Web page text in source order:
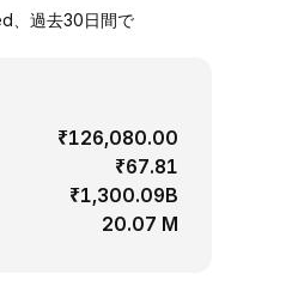
、過去30日間で
₹126,080.00
₹67.81
₹1,300.09B
20.07 M